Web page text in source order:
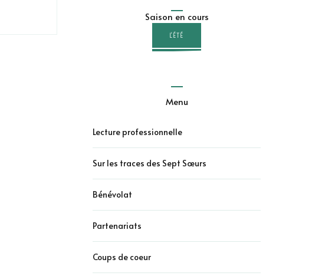
Saison en cours
L'ÉTÉ
Menu
Lecture professionnelle
Sur les traces des Sept Sœurs
Bénévolat
Partenariats
Coups de coeur